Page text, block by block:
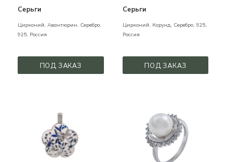
Серьги
Цирконий, Авантюрин, Серебро,
925, Россия
ПОД ЗАКАЗ
Серьги
Цирконий, Корунд, Серебро, 925,
Россия
ПОД ЗАКАЗ